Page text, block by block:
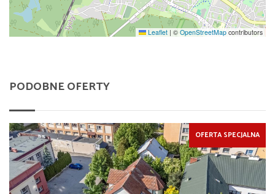
Leaflet | © OpenStreetMap contributors
PODOBNE OFERTY
OFERTA SPECJALNA